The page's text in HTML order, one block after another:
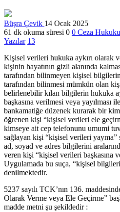
Büşra Çevik 14 Ocak 2025
61 dk okuma süresi 0 0 Ceza Hukuku
Yazılar 13
Kişisel verileri hukuka aykırı olarak
kişinin hayatının gizli alanında
tarafından bilinmeyen kişisel
tarafından bilinmesi mümkün olan
belirlenebilir kılan bilgilerin hukuka
başkasına verilmesi veya yayılması
bankamatiğe düzenek kurarak bir
öğrenen kişi “kişisel verileri ele
kimseye ait cep telefonunu umumi
sağlayan kişi “kişisel verileri
ad, soyad ve adres bilgilerini
veren kişi “kişisel verileri başkasına
Uygulamada bu suça, “kişisel
denilmektedir.
5237 sayılı TCK’nın 136.
Olarak Verme veya Ele Geçirme”
madde metni şu şekildedir :